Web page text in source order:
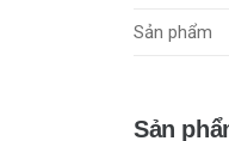
Sản phẩm
Sản